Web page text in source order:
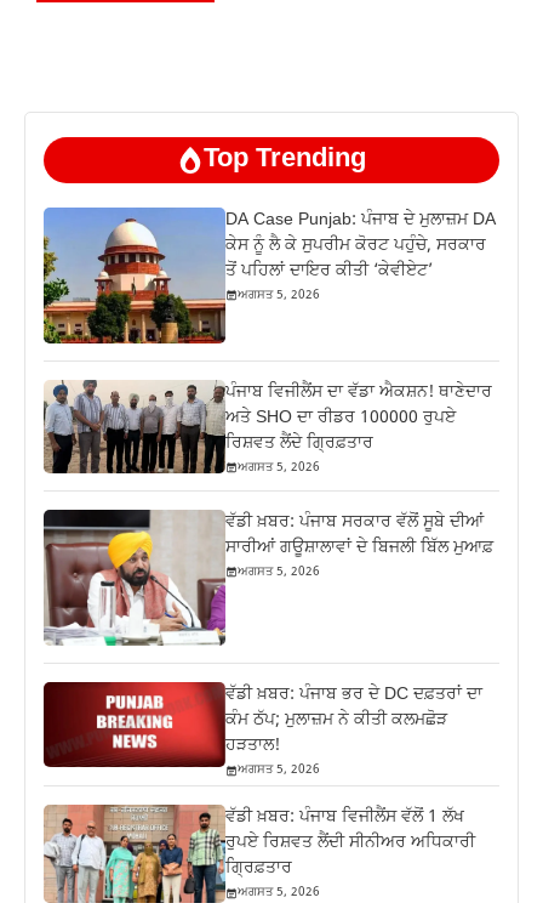
Top Trending
DA Case Punjab: ਪੰਜਾਬ ਦੇ ਮੁਲਾਜ਼ਮ DA
ਕੇਸ ਨੂੰ ਲੈ ਕੇ ਸੁਪਰੀਮ ਕੋਰਟ ਪਹੁੰਚੇ, ਸਰਕਾਰ
ਤੋਂ ਪਹਿਲਾਂ ਦਾਇਰ ਕੀਤੀ ‘ਕੇਵੀਏਟ’
ਅਗਸਤ 5, 2026
ਪੰਜਾਬ ਵਿਜੀਲੈਂਸ ਦਾ ਵੱਡਾ ਐਕਸ਼ਨ! ਥਾਣੇਦਾਰ
ਅਤੇ SHO ਦਾ ਰੀਡਰ 100000 ਰੁਪਏ
ਰਿਸ਼ਵਤ ਲੈਂਦੇ ਗ੍ਰਿਫ਼ਤਾਰ
ਅਗਸਤ 5, 2026
ਵੱਡੀ ਖ਼ਬਰ: ਪੰਜਾਬ ਸਰਕਾਰ ਵੱਲੋਂ ਸੂਬੇ ਦੀਆਂ
ਸਾਰੀਆਂ ਗਊਸ਼ਾਲਾਵਾਂ ਦੇ ਬਿਜਲੀ ਬਿੱਲ ਮੁਆਫ਼
ਅਗਸਤ 5, 2026
ਵੱਡੀ ਖ਼ਬਰ: ਪੰਜਾਬ ਭਰ ਦੇ DC ਦਫ਼ਤਰਾਂ ਦਾ
ਕੰਮ ਠੱਪ; ਮੁਲਾਜ਼ਮ ਨੇ ਕੀਤੀ ਕਲਮਛੋੜ
ਹੜਤਾਲ!
ਅਗਸਤ 5, 2026
ਵੱਡੀ ਖ਼ਬਰ: ਪੰਜਾਬ ਵਿਜੀਲੈਂਸ ਵੱਲੋਂ 1 ਲੱਖ
ਰੁਪਏ ਰਿਸ਼ਵਤ ਲੈਂਦੀ ਸੀਨੀਅਰ ਅਧਿਕਾਰੀ
ਗ੍ਰਿਫ਼ਤਾਰ
ਅਗਸਤ 5, 2026